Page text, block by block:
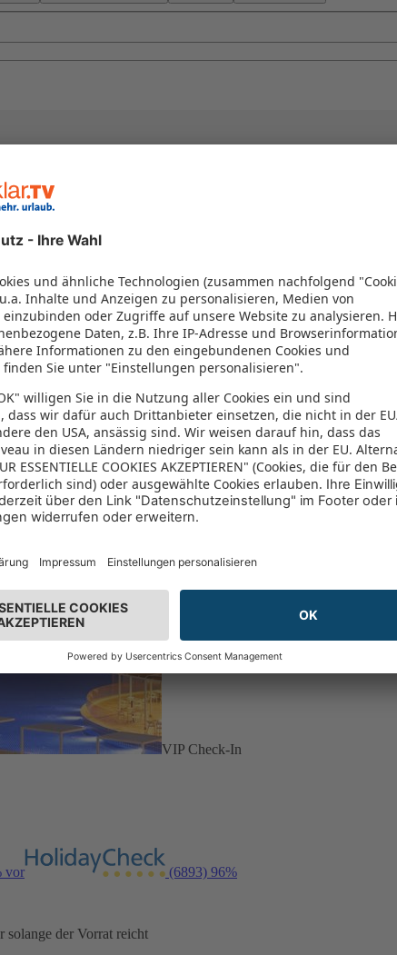
Paket kombiniert werden – das spart Zeit und Geld. Nutzen
VIP Check-In
vor (6893) 96%
der Vorrat reicht